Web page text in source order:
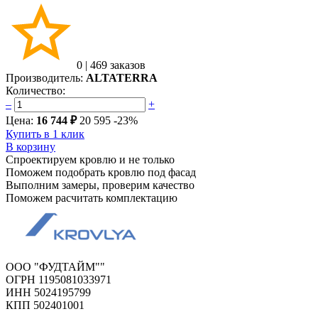
0 | 469 заказов
Производитель: ALTATERRA
Количество:
–
+
Цена: 16 744 ₽ 20 595 -23%
Купить в 1 клик
В корзину
Спроектируем кровлю и не только
Поможем подобрать кровлю под фасад
Выполним замеры, проверим качество
Поможем расчитать комплектацию
ООО "ФУДТАЙМ""
ОГРН 1195081033971
ИНН 5024195799
КПП 502401001